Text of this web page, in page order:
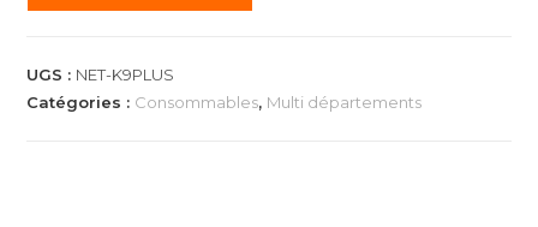
UGS : NET-K9PLUS
Catégories : Consommables, Multi départements